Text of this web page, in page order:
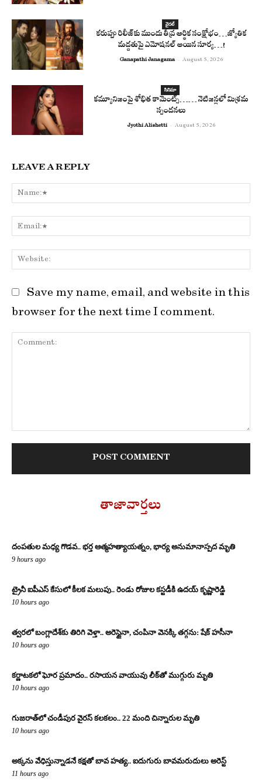
వైరల్
కరుప్పు రిలీజ్‌కు ముందు తీవ్ర ఆర్థిక సంక్షోభం…జ్యోతిక
మద్దతుపై ఎమోషనల్ అయిన సూర్య…!
Ganapathi Janagama - August 5, 2026
సినిమా
కమ్యూనిజంపై శోభిత కామెంట్స్…… నెటిజన్లలో మిశ్రమ
స్పందనలు
Jyothi Alishetti - August 5, 2026
LEAVE A REPLY
Save my name, email, and website in this
browser for the next time I comment.
తాజావార్తలు
దంపతుల మధ్య గొడవ.. భర్త ఆత్మహత్యాయత్నం, భార్య అనుమానాస్పద మృతి
9 hours ago
ట్రైనీ ఐపీఎస్ కేసులో కీలక మలుపు.. రెండు రోజుల కస్టడీకి ఉదయ్ కృష్ణారెడ్డి
10 hours ago
త్వరలో బంగ్లాదేశ్‌కు తిరిగి వెళ్తా.. అరెస్టైనా, చంపినా వెనక్కి తగ్గను: షేక్ హసీనా
10 hours ago
కర్ణాటకలో ఘోర ప్రమాదం.. రసాయన వాయువు లీక్‌తో ముగ్గురు మృతి
10 hours ago
గుజరాత్‌లో చండీపుర వైరస్ కలకలం.. 22 మంది చిన్నారుల మృతి
10 hours ago
అక్కను వేధిస్తున్నాడనే కక్షతో బావ హత్య.. ఐదుగురు బావమరుదులు అరెస్ట్
11 hours ago